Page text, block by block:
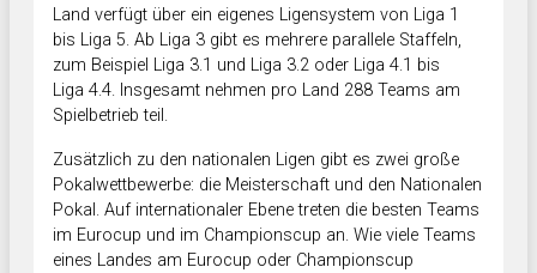
Land verfügt über ein eigenes Ligensystem von Liga 1
bis Liga 5. Ab Liga 3 gibt es mehrere parallele Staffeln,
zum Beispiel Liga 3.1 und Liga 3.2 oder Liga 4.1 bis
Liga 4.4. Insgesamt nehmen pro Land 288 Teams am
Spielbetrieb teil.
Zusätzlich zu den nationalen Ligen gibt es zwei große
Pokalwettbewerbe: die Meisterschaft und den Nationalen
Pokal. Auf internationaler Ebene treten die besten Teams
im Eurocup und im Championscup an. Wie viele Teams
eines Landes am Eurocup oder Championscup